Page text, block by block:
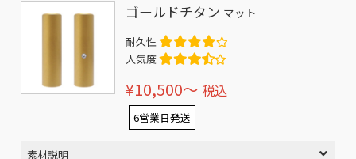
ゴールドチタン マット
耐久性
人気度
¥10,500〜 税込
6営業日発送
素材説明